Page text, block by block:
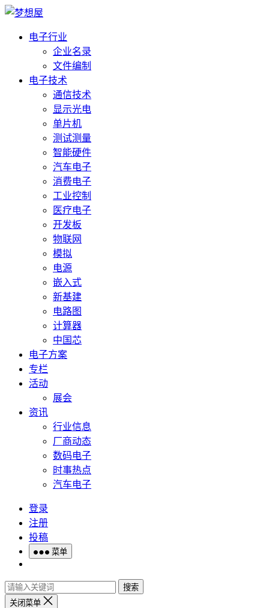
电子行业
企业名录
文件编制
电子技术
通信技术
显示光电
单片机
测试测量
智能硬件
汽车电子
消费电子
工业控制
医疗电子
开发板
物联网
模拟
电源
嵌入式
新基建
电路图
计算器
中国芯
电子方案
专栏
活动
展会
资讯
行业信息
厂商动态
数码电子
时事热点
汽车电子
登录
注册
投稿
菜单
搜索
关闭菜单